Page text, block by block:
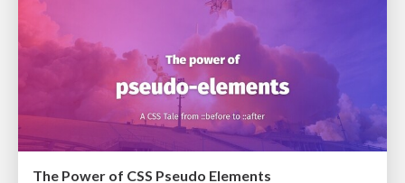
The Power of CSS Pseudo Elements